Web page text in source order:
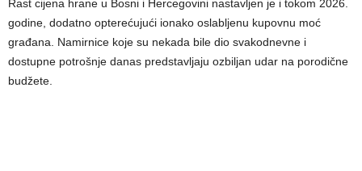
Rast cijena hrane u Bosni i Hercegovini nastavljen je i tokom 2026.
godine, dodatno opterećujući ionako oslabljenu kupovnu moć
građana. Namirnice koje su nekada bile dio svakodnevne i
dostupne potrošnje danas predstavljaju ozbiljan udar na porodične
budžete.